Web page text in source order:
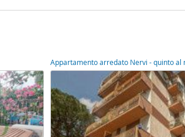
Appartamento arredato Nervi - quinto al